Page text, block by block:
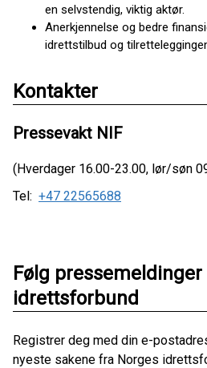
en selvstendig, viktig aktør.
Anerkjennelse og bedre
idrettstilbud og
Kontakter
Pressevakt NIF
(Hverdager 16.00-23.00, lør/søn
Tel: +47 22565688
Følg
idrettsforbund
Registrer deg med din e-
nyeste sakene fra Norges